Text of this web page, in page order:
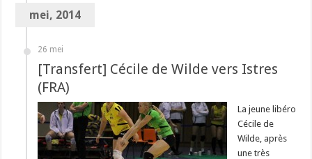
mei, 2014
26 mei
[Transfert] Cécile de Wilde vers Istres
(FRA)
La jeune libéro
Cécile de
Wilde, après
une très